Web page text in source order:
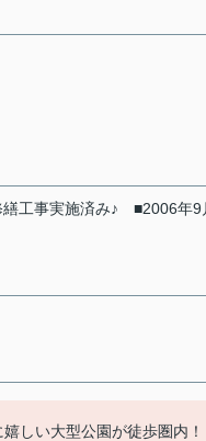
工事実施済み♪ ■2006年9
い大型公園が徒歩圏内！